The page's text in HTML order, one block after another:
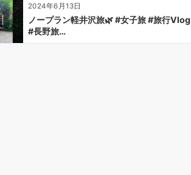
2024年6月13日
ノープラン軽井沢旅🌿 #女子旅 #旅行Vlog
#長野旅…